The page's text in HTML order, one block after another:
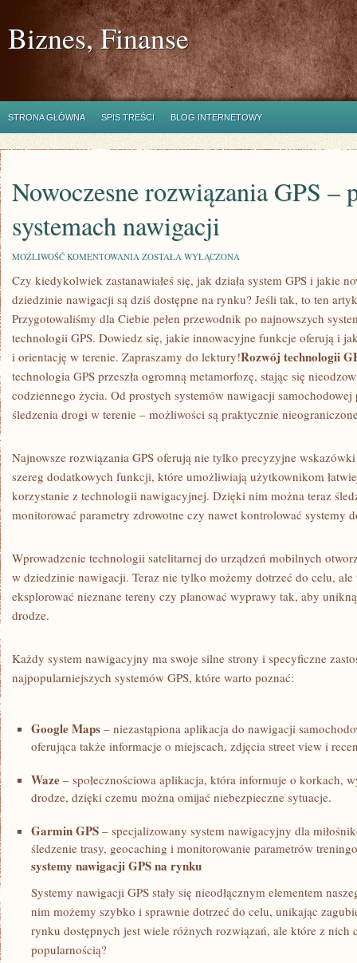
Biznes, Finanse
STRONA GŁÓWNA SPIS TREŚCI BLOG INTERNETOWY
Nowoczesne rozwiązania GPS –
systemach nawigacji
MOŻLIWOŚĆ KOMENTOWANIA NOWOCZESNE
GPS
PRZEWODNIK
PO
SYSTEMACH
NAWIGACJI
ZOSTAŁA WYŁĄCZONA
Czy kiedykolwiek zastanawiałeś się, jak działa system GPS i jakie
dziedzinie nawigacji są dziś dostępne⁢ na rynku? Jeśli tak, to ten
Przygotowaliśmy dla Ciebie pełen przewodnik po⁢ najnowszych
technologii GPS. Dowiedz się, jakie innowacyjne funkcje oferują i
⁤i orientację w terenie. Zapraszamy do⁤ lektury!Rozwój ⁢technologii
technologia GPS ‌przeszła ogromną metamorfozę, stając się
codziennego życia. Od prostych systemów nawigacji samochodowej
śledzenia drogi w terenie – możliwości są⁤ praktycznie
Najnowsze rozwiązania GPS oferują nie ‍tylko precyzyjne
szereg dodatkowych funkcji, które umożliwiają użytkownikom
korzystanie z technologii nawigacyjnej. ​Dzięki nim można⁢ teraz
monitorować parametry zdrowotne czy nawet kontrolować systemy
Wprowadzenie technologii satelitarnej do urządzeń mobilnych
w dziedzinie nawigacji. Teraz nie tylko możemy dotrzeć do celu,
⁣eksplorować nieznane tereny czy planować wyprawy tak, aby
drodze.
Każdy system nawigacyjny ma swoje silne ⁢strony i specyficzne
najpopularniejszych systemów GPS, które warto poznać:
Google Maps ⁤– niezastąpiona aplikacja do nawigacji
oferująca także⁢ informacje o miejscach, zdjęcia street view i
Waze ⁤– społecznościowa aplikacja, która informuje o‍ korkach,
drodze, dzięki czemu można omijać niebezpieczne sytuacje.
Garmin GPS – specjalizowany system nawigacyjny dla
śledzenie ​trasy, geocaching i monitorowanie parametrów
systemy nawigacji GPS na rynku
Systemy nawigacji GPS stały się nieodłącznym elementem
nim możemy szybko i ​sprawnie dotrzeć ‌do ​celu, unikając
rynku dostępnych jest wiele różnych rozwiązań, ale które z nich
popularnością?